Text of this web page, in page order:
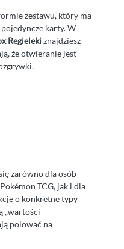
zestawu, który ma
karty. W
Regielekiznajdziesz
że otwieranie jest
zarówno dla osób
TCG, jak i dla
o konkretne typy
„wartości
polować na